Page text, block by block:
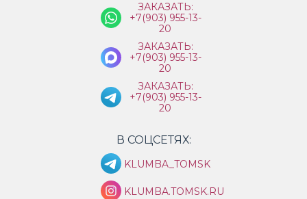
ЗАКАЗАТЬ:
+7(903) 955-13-
20
ЗАКАЗАТЬ:
+7(903) 955-13-
20
ЗАКАЗАТЬ:
+7(903) 955-13-
20
В СОЦСЕТЯХ:
KLUMBA_TOMSK
KLUMBA.TOMSK.RU